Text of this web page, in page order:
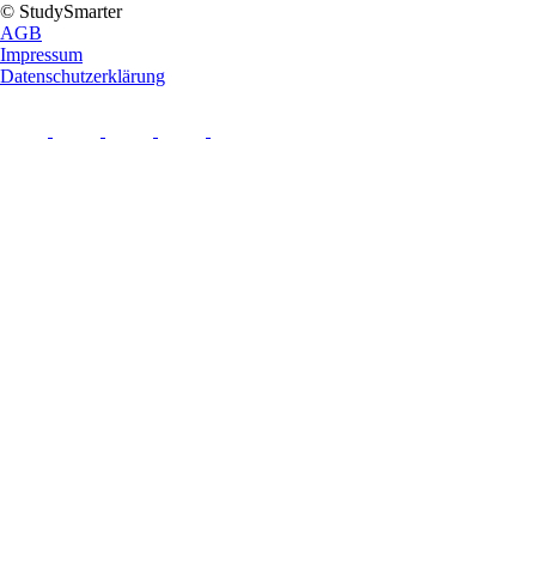
© StudySmarter
AGB
Impressum
Datenschutzerklärung